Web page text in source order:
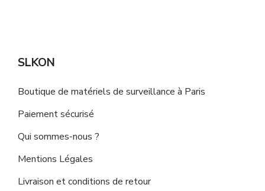
SLKON
Boutique de matériels de surveillance à Paris
Paiement sécurisé
Qui sommes-nous ?
Mentions Légales
Livraison et conditions de retour